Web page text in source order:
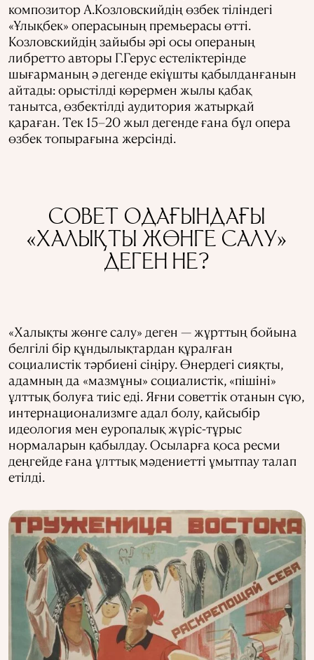
композитор А.Козловскийдің өзбек тіліндегі
«Ұлықбек» операсының премьерасы өтті.
Козловскийдің зайыбы әрі осы операның
либретто авторы Г.Герус естеліктерінде
шығарманың ә дегенде екіұшты қабылданғанын
айтады: орыстілді көрермен жылы қабақ
танытса, өзбектілді аудитория жатырқай
қараған. Тек 15–20 жыл дегенде ғана бұл опера
өзбек топырағына жерсінді.
СОВЕТ ОДАҒЫНДАҒЫ
«ХАЛЫҚТЫ ЖӨНГЕ САЛУ»
ДЕГЕН НЕ?
«Халықты жөнге салу» деген — жұрттың бойына
белгілі бір құндылықтардан құралған
социалистік тәрбиені сіңіру. Өнердегі сияқты,
адамның да «мазмұны» социалистік, «пішіні»
ұлттық болуға тиіс еді. Яғни советтік отанын сүю,
интернационализмге адал болу, қайсыбір
идеология мен еуропалық жүріс-тұрыс
нормаларын қабылдау. Осыларға қоса ресми
деңгейде ғана ұлттық мәдениетті ұмытпау талап
етілді.